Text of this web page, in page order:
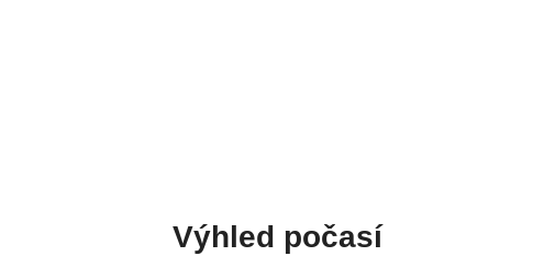
Výhled počasí